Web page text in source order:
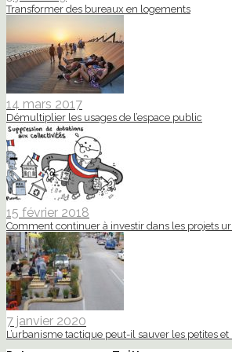
Transformer des bureaux en logements
14 mars 2017
Démultiplier les usages de l’espace public
15 février 2018
Comment continuer à investir dans les projets
7 janvier 2020
L’urbanisme tactique peut-il sauver les petites